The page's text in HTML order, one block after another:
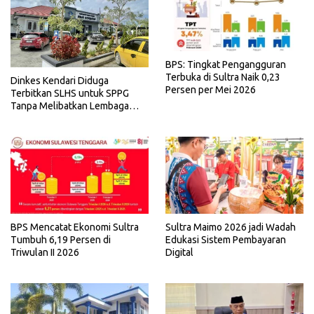
Dinkes Kendari Diduga
Terbitkan SLHS untuk SPPG
Tanpa Melibatkan Lembaga
BPS: Tingkat Pengangguran
Terbuka di Sultra Naik 0,23
Persen per Mei 2026
BPS Mencatat Ekonomi Sultra
Tumbuh 6,19 Persen di
Triwulan II 2026
Sultra Maimo 2026 jadi Wadah
Edukasi Sistem Pembayaran
Digital